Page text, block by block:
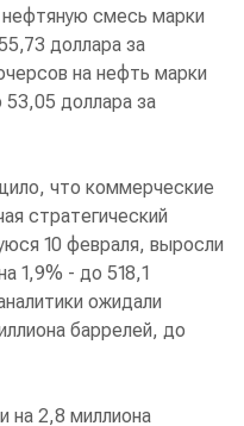
смесь марки
доллара за
на нефть марки
доллара за
что коммерческие
стратегический
10 февраля, выросли
1,9% - до 518,1
ожидали
баррелей, до
на 2,8 миллиона